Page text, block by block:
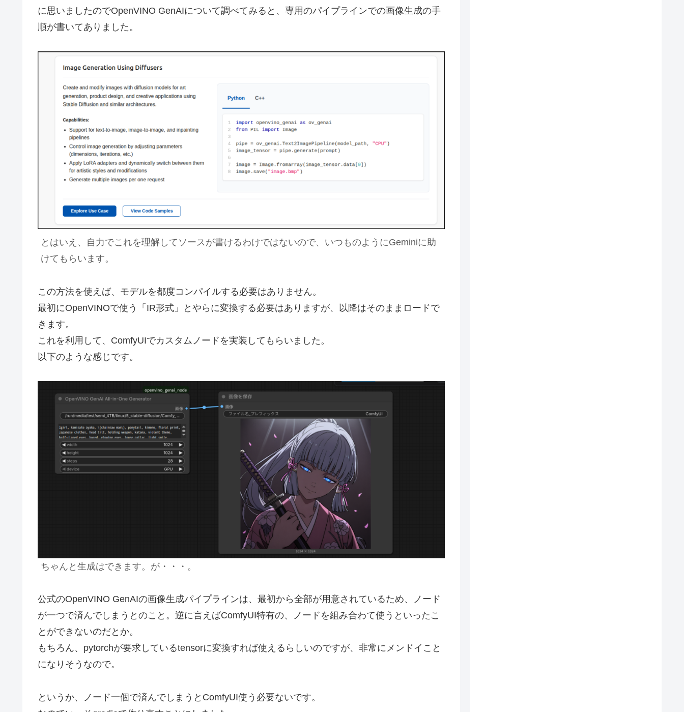
に思いましたのでOpenVINO GenAIについて調べてみると、専用のパイプラインでの画像生成の手
順が書いてありました。
とはいえ、自力でこれを理解してソースが書けるわけではないので、いつものようにGeminiに助
けてもらいます。
この方法を使えば、モデルを都度コンパイルする必要はありません。
最初にOpenVINOで使う「IR形式」とやらに変換する必要はありますが、以降はそのままロードで
きます。
これを利用して、ComfyUIでカスタムノードを実装してもらいました。
以下のような感じです。
ちゃんと生成はできます。が・・・。
公式のOpenVINO GenAIの画像生成パイプラインは、最初から全部が用意されているため、ノード
が一つで済んでしまうとのこと。逆に言えばComfyUI特有の、ノードを組み合わて使うといったこ
とができないのだとか。
もちろん、pytorchが要求しているtensorに変換すれば使えるらしいのですが、非常にメンドイこと
になりそうなので。
というか、ノード一個で済んでしまうとComfyUI使う必要ないです。